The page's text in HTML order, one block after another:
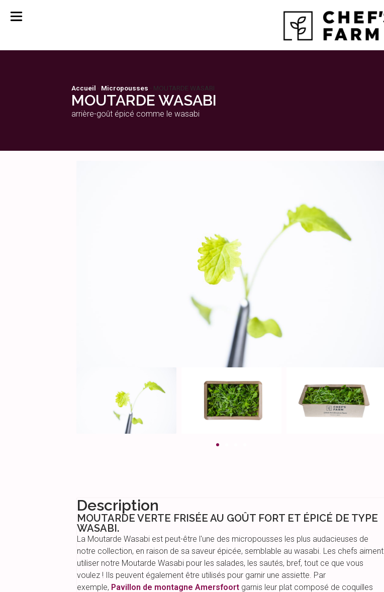
Accueil - Micropousses - MOUTARDE WASABI
MOUTARDE WASABI
arrière-goût épicé comme le wasabi
Description
MOUTARDE VERTE FRISÉE AU GOÛT FORT ET ÉPICÉ DE TYPE
WASABI.
La Moutarde Wasabi est peut-être l'une des micropousses les plus audacieuses de
notre collection, en raison de sa saveur épicée, semblable au wasabi. Les chefs aiment
utiliser notre Moutarde Wasabi pour les salades, les sautés, bref, tout ce que vous
voulez ! Ils peuvent également être utilisés pour garnir une assiette. Par
exemple, Pavillon de montagne Amersfoort garnis leur plat composé de coquilles